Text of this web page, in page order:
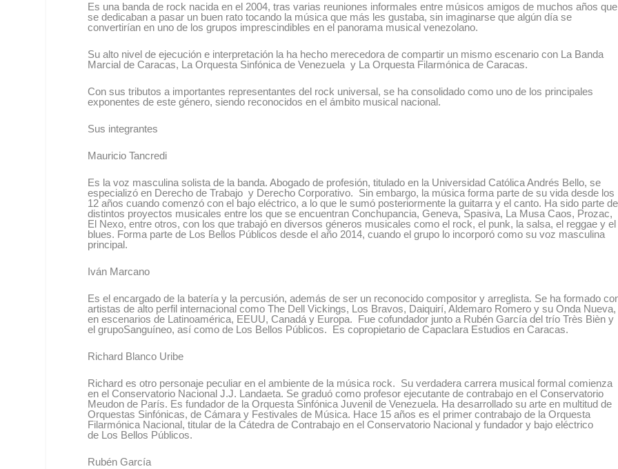
Es una banda de rock nacida en el 2004, tras varias reuniones informales entre músicos amigos de muchos años que
se dedicaban a pasar un buen rato tocando la música que más les gustaba, sin imaginarse que algún día se
convertirían en uno de los grupos imprescindibles en el panorama musical venezolano.
Su alto nivel de ejecución e interpretación la ha hecho merecedora de compartir un mismo escenario con La Banda
Marcial de Caracas, La Orquesta Sinfónica de Venezuela y La Orquesta Filarmónica de Caracas.
Con sus tributos a importantes representantes del rock universal, se ha consolidado como uno de los principales
exponentes de este género, siendo reconocidos en el ámbito musical nacional.
Sus integrantes
Mauricio Tancredi
Es la voz masculina solista de la banda. Abogado de profesión, titulado en la Universidad Católica Andrés Bello, se
especializó en Derecho de Trabajo y Derecho Corporativo. Sin embargo, la música forma parte de su vida desde los
12 años cuando comenzó con el bajo eléctrico, a lo que le sumó posteriormente la guitarra y el canto. Ha sido parte de
distintos proyectos musicales entre los que se encuentranConchupancia, Geneva, Spasiva, La Musa Caos, Prozac,
El Nexo, entre otros, con los que trabajó en diversos géneros musicales como el rock, el punk, la salsa, el reggae y el
blues. Forma parte de Los Bellos Públicos desde el año 2014, cuando el grupo lo incorporó como su voz masculina
principal.
Iván Marcano
Es el encargado de la batería y la percusión, además de ser un reconocido compositor y arreglista. Se ha formado
artistas de alto perfil internacional comoThe Dell Vickings, Los Bravos, Daiquirí, Aldemaro Romero y su Onda Nueva,
en escenarios de Latinoamérica, EEUU, Canadá y Europa. Fue cofundador junto a Rubén García del tríoTrès Bièn y
el grupoSanguíneo, así como de Los Bellos Públicos. Es copropietario de Capaclara Estudios en Caracas.
Richard Blanco Uribe
Richard es otro personaje peculiar en el ambiente de la música rock. Su verdadera carrera musical formal comienza
en el Conservatorio Nacional J.J. Landaeta. Se graduó como profesor ejecutante de contrabajo en el Conservatorio
Meudon de París. Es fundador de la Orquesta Sinfónica Juvenil de Venezuela. Ha desarrollado su arte en multitud de
Orquestas Sinfónicas, de Cámara y Festivales de Música. Hace 15 años es el primer contrabajo de la Orquesta
Filarmónica Nacional, titular de la Cátedra de Contrabajo en el Conservatorio Nacional y fundador y bajo eléctrico
de Los Bellos Públicos.
Rubén García